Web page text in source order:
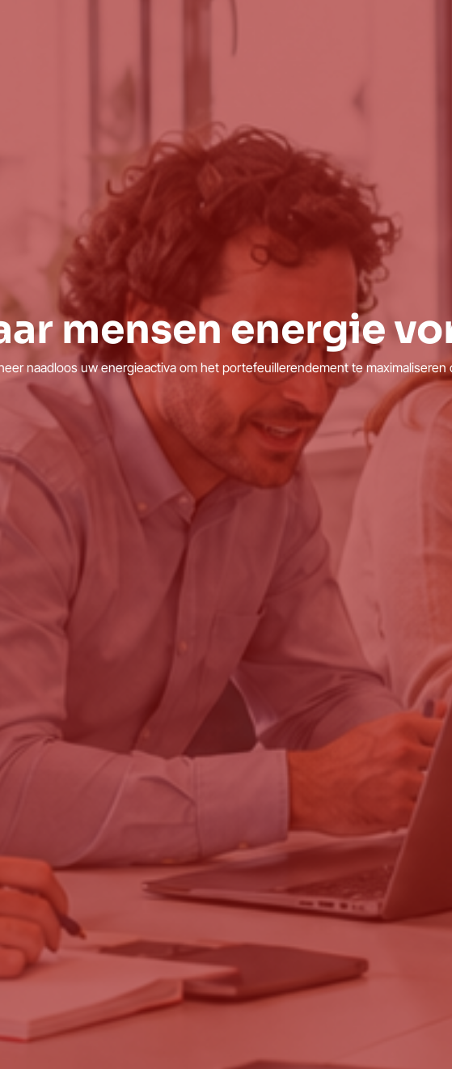
mensen energie
naadloos uw energieactiva om het portefeuillerendement te maximaliseren